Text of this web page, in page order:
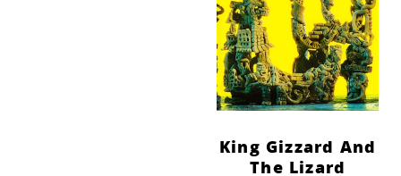
format_underlined הוסף קו תחתון לקישורים
font_download סמן קישורים
לאפס
את
האפשרויות
cached
King Gizzard And
The Lizard